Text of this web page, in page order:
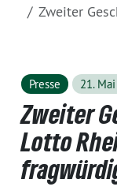
Zweiter
Presse 21.
Zweiter
Lotto